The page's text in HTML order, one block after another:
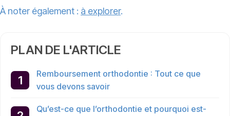
À noter également : à explorer.
PLAN DE L'ARTICLE
Remboursement orthodontie : Tout ce que
vous devons savoir
Qu’est-ce que l’orthodontie et pourquoi est-